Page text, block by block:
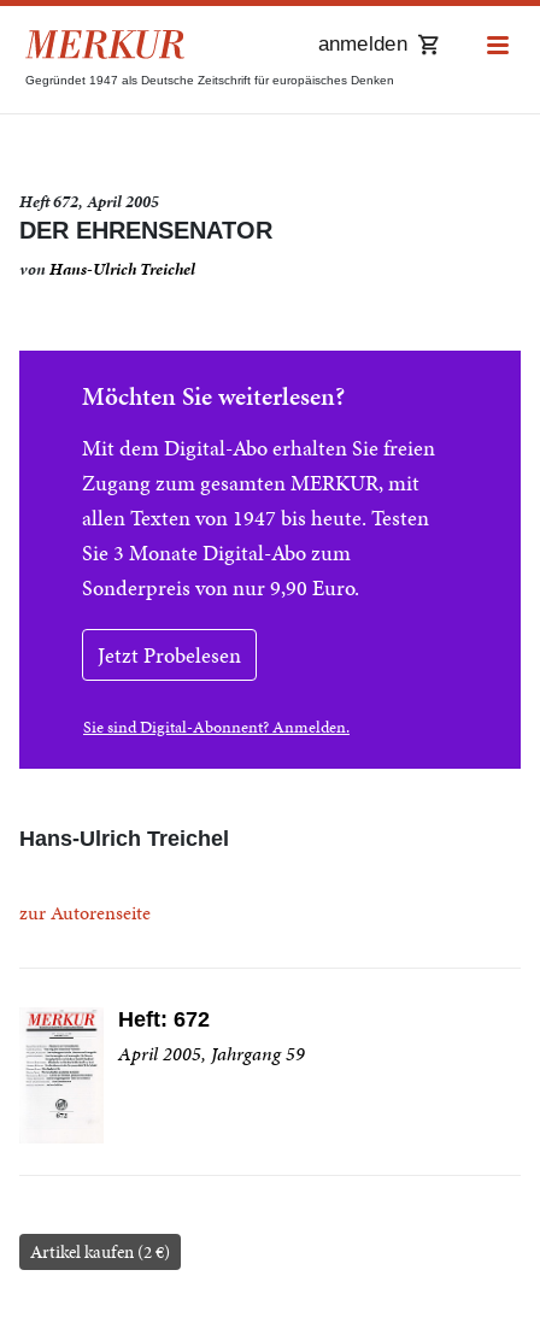
Gegründet 1947 als Deutsche Zeitschrift für europäisches Denken
anmelden
Heft 672, April 2005
DER EHRENSENATOR
vonHans-Ulrich Treichel
Möchten Sie weiterlesen?
Mit dem Digital-Abo erhalten Sie freien
Zugang zum gesamten MERKUR, mit
allen Texten von 1947 bis heute. Testen
Sie 3 Monate Digital-Abo zum
Sonderpreis von nur 9,90 Euro.
Jetzt Probelesen
Sie sind Digital-Abonnent? Anmelden.
Hans-Ulrich Treichel
zur Autorenseite
Heft: 672
April 2005, Jahrgang 59
Artikel kaufen (2 €)